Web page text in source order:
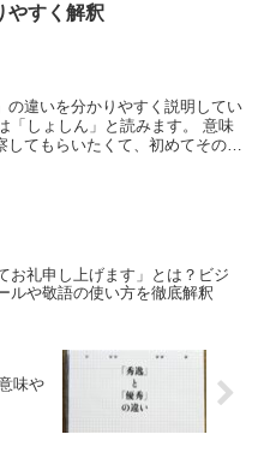
やすく解釈
の違いを分かりやすく説明してい
「しょしん」と読みます。 意味
てもらいたくて、初めてその病
お礼申し上げます」とは？ビジ
ルや敬語の使い方を徹底解釈
味や